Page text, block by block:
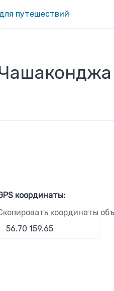
координаты:
координаты